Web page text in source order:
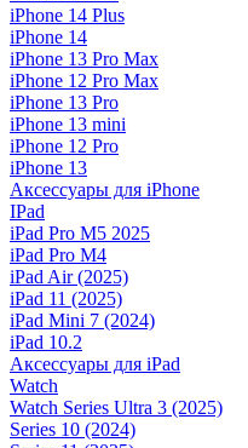
iPhone 14 Plus
iPhone 14
iPhone 13 Pro Max
iPhone 12 Pro Max
iPhone 13 Pro
iPhone 13 mini
iPhone 12 Pro
iPhone 13
Аксессуары для iPhone
IPad
iPad Pro M5 2025
iPad Pro M4
iPad Air (2025)
iPad 11 (2025)
iPad Mini 7 (2024)
iPad 10.2
Аксессуары для iPad
Watch
Watch Series Ultra 3 (2025)
Series 10 (2024)